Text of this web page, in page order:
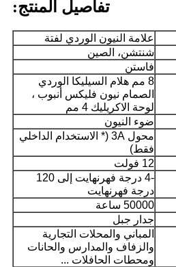
تفاصيل المنتج:
علامة النيون الوردي لفتة
شنتشن، الصين
فاستن
8 مم هلام السيليكا الوردي
الصمام نيون فليكس أنبوب ،
لوحة الاكريليك 4 مم
ضوء النيون
محول 3A (* الاستخدام الداخلي
فقط)
12 فولت
-4 درجة فهرنهايت إلى 120
درجة فهرنهايت
50000 ساعة
جدار جبل
المباني والمحلات التجارية
والزفاف والمدارس والحانات
ومحطات الحافلات ...